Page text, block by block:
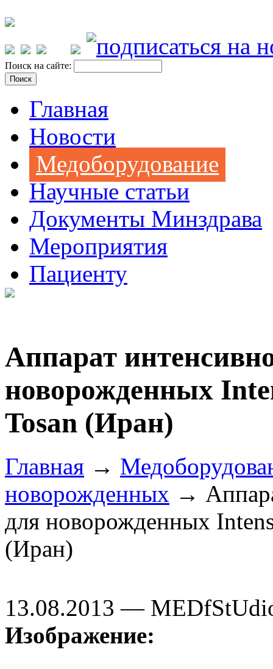
Поиск на сайте:
Главная
Новости
Медоборудование
Научные статьи
Документы Минздрава
Мероприятия
Пациенту
Аппарат
новорожденных
Tosan (Иран)
Главная →
новорожденных →
для новорожденных
(Иран)
13.08.2013 —
Изображение: